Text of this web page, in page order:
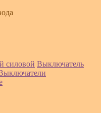
силовой Выключатель